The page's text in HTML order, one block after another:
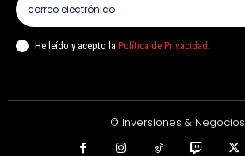
He leído y acepto la Política de Privacidad
© Inversiones & Negocios